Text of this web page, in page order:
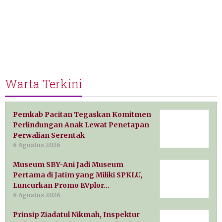
Warta Terkini
Pemkab Pacitan Tegaskan Komitmen
Perlindungan Anak Lewat Penetapan
Perwalian Serentak
6 Agustus 2026
Museum SBY-Ani Jadi Museum
Pertama di Jatim yang Miliki SPKLU,
Luncurkan Promo EVplor…
6 Agustus 2026
Prinsip Ziadatul Nikmah, Inspektur